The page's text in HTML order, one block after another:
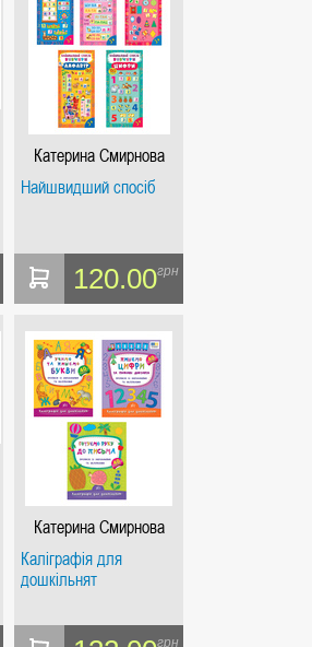
Катерина Смирнова
Найшвидший спосіб
120.00грн
Катерина Смирнова
Каліграфія для
дошкільнят
грн